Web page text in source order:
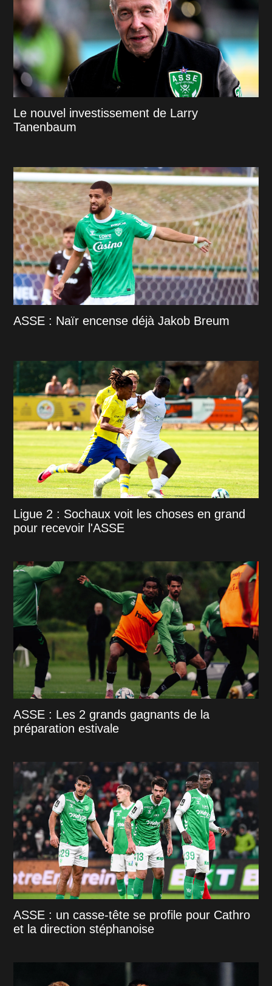
Le nouvel investissement de Larry
Tanenbaum
ASSE : Naïr encense déjà Jakob Breum
Ligue 2 : Sochaux voit les choses en grand
pour recevoir l'ASSE
ASSE : Les 2 grands gagnants de la
préparation estivale
ASSE : un casse-tête se profile pour Cathro
et la direction stéphanoise